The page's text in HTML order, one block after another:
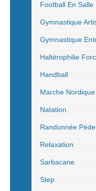
Football En Salle
Gymnastique
Gymnastique
Haltérophilie
Handball
Marche Nordique
Natation
Randonnée
Relaxation
Sarbacane
Step